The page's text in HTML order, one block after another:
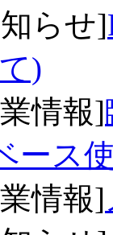
らせ]
)
情報]
ース
情報]